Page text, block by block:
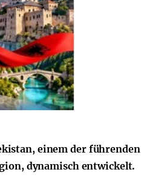
Oʻzbekiston va
einem der führenden
dynamisch entwickelt.